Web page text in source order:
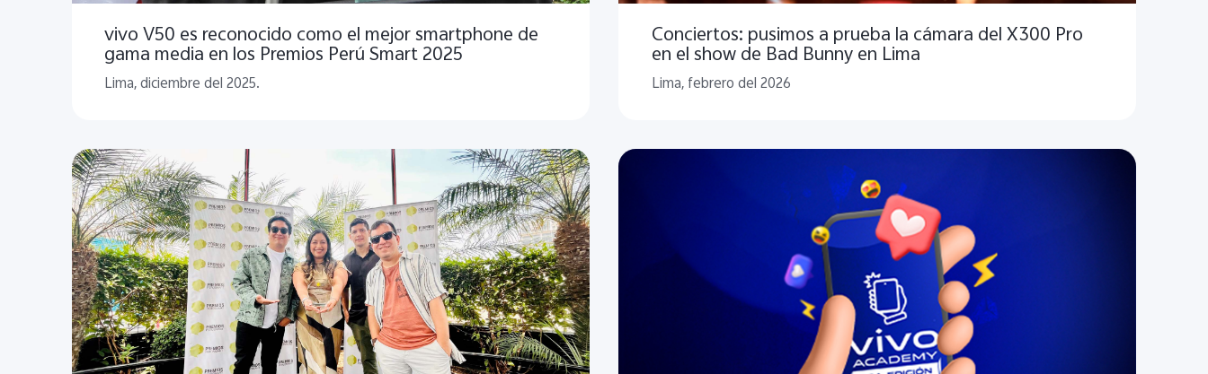
vivo V50 es reconocido como el mejor smartphone de
gama media en los Premios Perú Smart 2025
Lima, diciembre del 2025.
Conciertos: pusimos a prueba la cámara del X300 Pro
en el show de Bad Bunny en Lima
Lima, febrero del 2026